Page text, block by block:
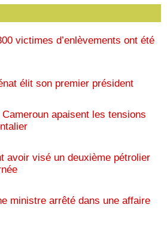
victimes d’enlèvements ont été
élit son premier président
apaisent les tensions
avoir visé un deuxième pétrolier
ministre arrêté dans une affaire